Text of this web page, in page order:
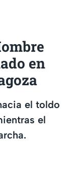
en
el toldo
el